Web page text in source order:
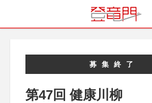
募集終了
第47回 健康川柳